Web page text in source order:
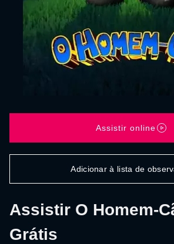
Assistir O Homem-
Grátis
Assistir online
Adicionar à lista de